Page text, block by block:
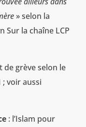
» selon la
Sur la chaîne LCP
grève selon le
; voir aussi
: l’Islam pour